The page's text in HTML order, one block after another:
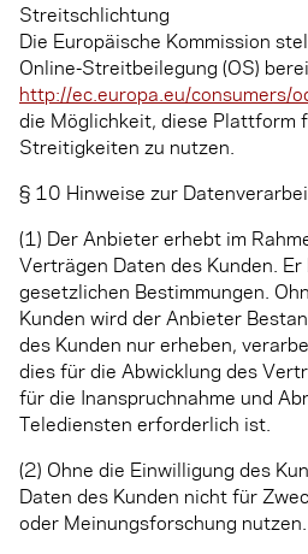
Streitschlichtung
Die Europäische Kommission
Online-Streitbeilegung (OS)
http://ec.europa.eu/consumers/
die Möglichkeit, diese Plattform
Streitigkeiten zu nutzen.
§ 10 Hinweise zur
(1) Der Anbieter erhebt im
Verträgen Daten des Kunden.
gesetzlichen Bestimmungen.
Kunden wird der Anbieter
des Kunden nur erheben,
dies für die Abwicklung des
für die Inanspruchnahme und
Telediensten erforderlich ist.
(2) Ohne die Einwilligung des
Daten des Kunden nicht für
oder Meinungsforschung nutzen.